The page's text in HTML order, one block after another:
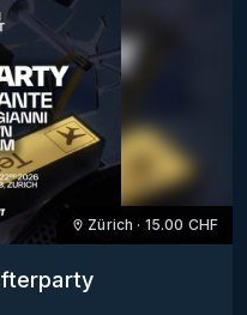
Zürich · 15.00 CHF